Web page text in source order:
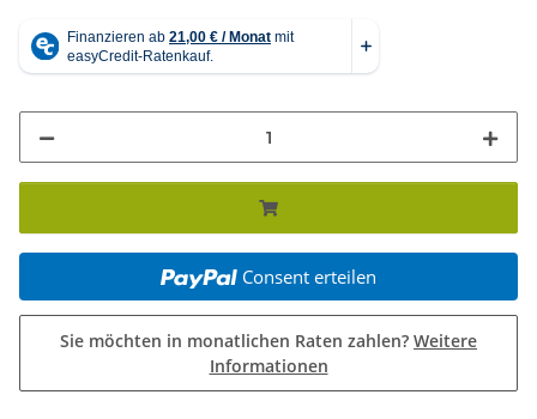
Consent erteilen
Sie möchten in monatlichen Raten zahlen? Weitere
Informationen